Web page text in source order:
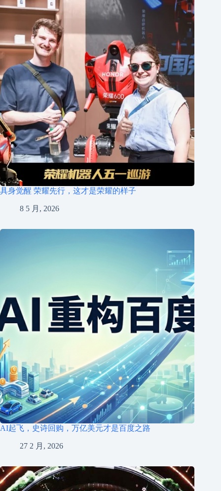
具身觉醒 荣耀先行，这才是荣耀的样子
8 5 月, 2026
AI起飞，史诗回购，万亿美元才是百度之路
27 2 月, 2026